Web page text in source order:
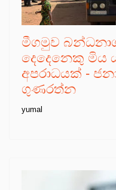
මීගමුව
දෙදෙනෙකු මිය
අපරාධයක් -
ගුණරත්න
yumal